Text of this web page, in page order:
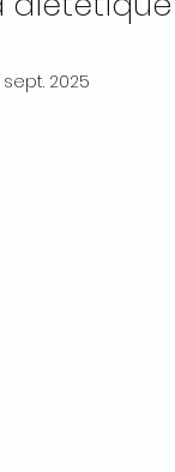
sept. 2025
5.